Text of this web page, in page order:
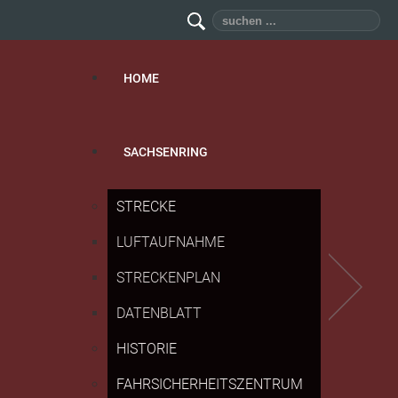
Suchen
HOME
SACHSENRING
STRECKE
LUFTAUFNAHME
STRECKENPLAN
DATENBLATT
HISTORIE
FAHRSICHERHEITSZENTRUM